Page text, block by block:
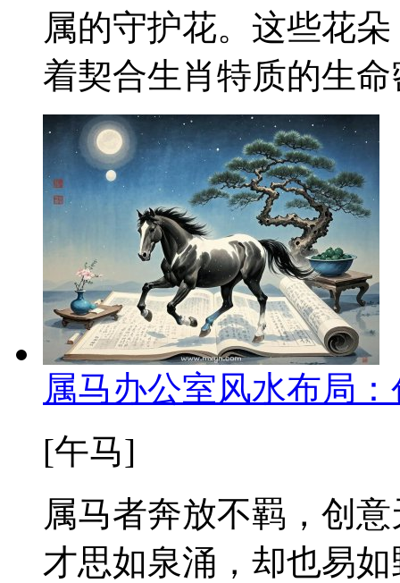
属的守护花。这些花
着契合生肖特质的生
属马办公室风水布局
[午马]
属马者奔放不羁，创
才思如泉涌，却也易